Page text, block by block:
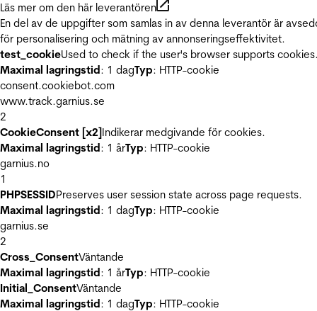
Läs mer om den här leverantören
En del av de uppgifter som samlas in av denna leverantör är
för personalisering och mätning av annonseringseffektivitet.
test_cookieUsed to check if the user's browser supports
Maximal lagringstid: 1 dagTyp: HTTP-cookie
consent.cookiebot.com
www.track.garnius.se
2
CookieConsent [x2]Indikerar medgivande för cookies.
Maximal lagringstid: 1 årTyp: HTTP-cookie
garnius.no
1
PHPSESSIDPreserves user session state across page requests.
Maximal lagringstid: 1 dagTyp: HTTP-cookie
garnius.se
2
Cross_ConsentVäntande
Maximal lagringstid: 1 årTyp: HTTP-cookie
Initial_ConsentVäntande
Maximal lagringstid: 1 dagTyp: HTTP-cookie